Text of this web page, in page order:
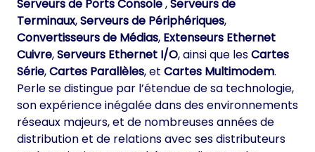
Serveurs de Ports Console,Serveurs de
Terminaux,Serveurs de Périphériques,
Convertisseurs de Médias, Extenseurs Ethernet
Cuivre,Serveurs Ethernet I/O, ainsi que lesCartes
Série,Cartes Parallèles, et Cartes Multimodem.
Perle se distingue par l’étendue de sa technologie,
son expérience inégalée dans des environnements
réseaux majeurs, et de nombreuses années de
distribution et de relations avec ses distributeurs